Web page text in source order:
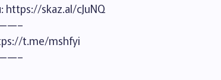
https://skaz.al/cJuNQ
t.me/mshfyi